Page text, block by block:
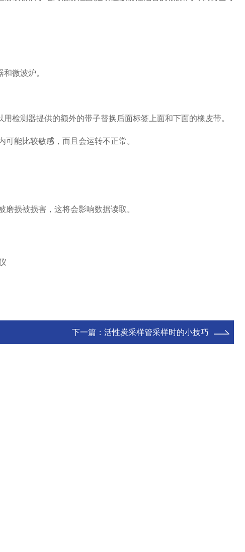
微波炉。
测器提供的额外的带子替换后面标签上面和下面的橡皮带。
能比较敏感，而且会运转不正常。
损被损害，这将会影响数据读取。
下一篇： 活性炭采样管采样时的小技巧